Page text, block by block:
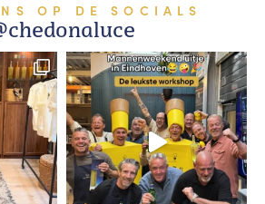
OP DE SOCIALS